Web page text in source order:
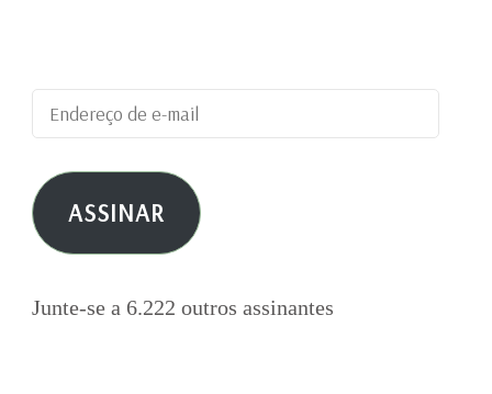
Endereço
de
e-
mail ASSINAR
Junte-se a 6.222 outros assinantes